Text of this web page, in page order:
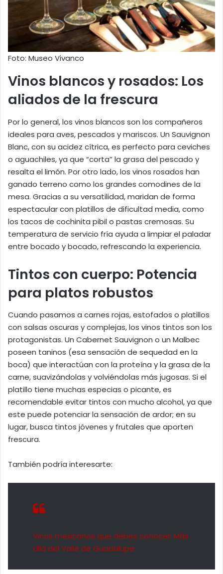
Foto: Museo Vivanco
Vinos blancos y rosados: Los
aliados de la frescura
Por lo general, los vinos blancos son los compañeros
ideales para aves, pescados y mariscos. Un Sauvignon
Blanc, con su acidez cítrica, es perfecto para ceviches
o aguachiles, ya que “corta” la grasa del pescado y
resalta el limón. Por otro lado, los vinos rosados han
ganado terreno como los grandes comodines de la
mesa. Gracias a su versatilidad, maridan de forma
espectacular con platillos de dificultad media, como
los tacos de cochinita pibil o pastas cremosas. Su
temperatura de servicio fría ayuda a limpiar el paladar
entre bocado y bocado, refrescando la experiencia.
Tintos con cuerpo: Potencia
para platos robustos
Cuando pasamos a carnes rojas, estofados o platillos
con salsas oscuras y complejas, los vinos tintos son los
protagonistas. Un Cabernet Sauvignon o un Malbec
poseen taninos (esa sensación de sequedad en la
boca) que interactúan con la proteína y la grasa de la
carne, suavizándolas y volviéndolas más jugosas. Si el
platillo tiene muchas especias o picante, es
recomendable evitar tintos con mucho alcohol, ya que
este puede potenciar la sensación de ardor; en su
lugar, busca tintos jóvenes y frutales que aporten
frescura.
También podría interesarte:
Vinos mexicanos que debes conocer: Más
allá del Valle de Guadalupe